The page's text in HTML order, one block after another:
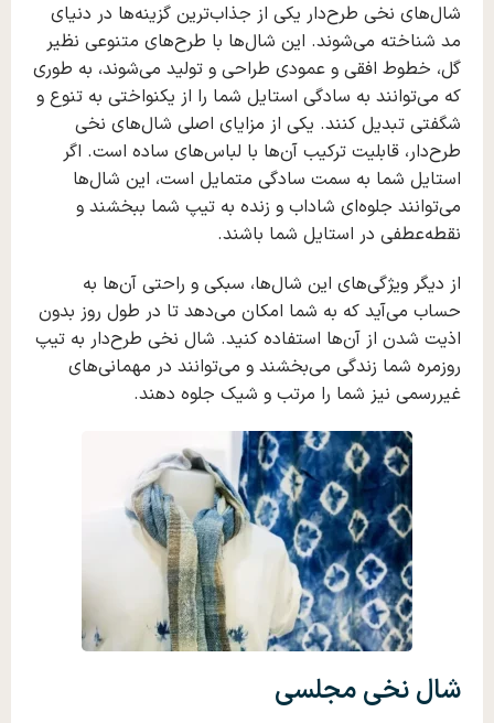
شال‌های نخی طرح‌دار یکی از جذاب‌ترین گزینه‌ها در دنیای
مد شناخته می‌شوند. این شال‌ها با طرح‌های متنوعی نظیر
گل، خطوط افقی و عمودی طراحی و تولید می‌شوند، به طوری
که می‌توانند به سادگی استایل شما را از یکنواختی به تنوع و
شگفتی تبدیل کنند. یکی از مزایای اصلی شال‌های نخی
طرح‌دار، قابلیت ترکیب آن‌ها با لباس‌های ساده است. اگر
استایل شما به سمت سادگی متمایل است، این شال‌ها
می‌توانند جلوه‌ای شاداب و زنده به تیپ شما ببخشند و
نقطه‌عطفی در استایل شما باشند.
از دیگر ویژگی‌های این شال‌ها، سبکی و راحتی آن‌ها به
حساب می‌آید که به شما امکان می‌دهد تا در طول روز بدون
اذیت شدن از آن‌ها استفاده کنید. شال نخی طرح‌دار به تیپ
روزمره شما زندگی می‌بخشند و می‌توانند در مهمانی‌های
غیررسمی نیز شما را مرتب و شیک جلوه دهند.
شال نخی مجلسی